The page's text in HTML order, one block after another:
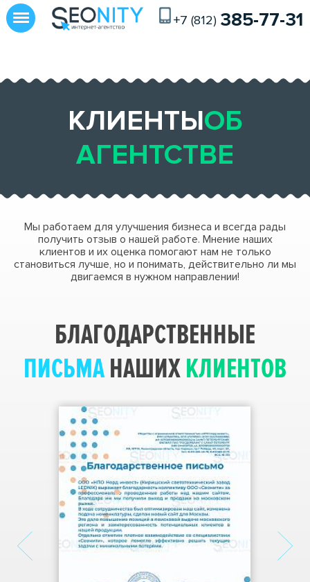
УСЛУГИ И ЦЕНЫ
РАСКРУТКА САЙТОВ
SMM-продвижение
СОЗДАНИЕ САЙТОВ
Создание интернет-магазинов
Разработка сайтов на Битрикс
КОНТЕКСТНАЯ РЕКЛАМА
Настройка Яндекс.Директ
Запуск Google AdWords
Добавление в Яндекс.Маркет
НАШЕ ПОРТФОЛИО
Команда Seonity
Блог компании
Клиенты об агентстве
+7 (812) 385-77-31
КЛИЕНТЫОБ
АГЕНТСТВЕ
Мы работаем для улучшения бизнеса и всегда рады
получить отзыв о нашей работе. Мнение наших
клиентов и их оценка помогают нам не только
становиться лучше, но и понимать, действительно ли мы
двигаемся в нужном направлении!
БЛАГОДАРСТВЕННЫЕ
ПИСЬМАНАШИХКЛИЕНТОВ